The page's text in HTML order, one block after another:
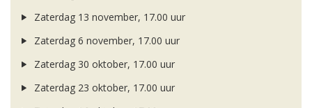
Zaterdag 13 november, 17.00 uur
Zaterdag 6 november, 17.00 uur
Zaterdag 30 oktober, 17.00 uur
Zaterdag 23 oktober, 17.00 uur